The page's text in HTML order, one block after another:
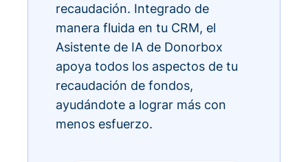
recaudación. Integrado de
manera fluida en tu CRM, el
Asistente de IA de Donorbox
apoya todos los aspectos de tu
recaudación de fondos,
ayudándote a lograr más con
menos esfuerzo.